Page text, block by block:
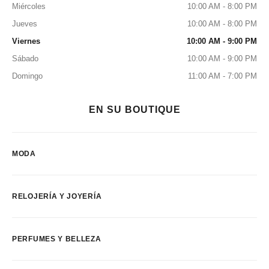
Miércoles
10:00 AM - 8:00 PM
Jueves
10:00 AM - 8:00 PM
Viernes
10:00 AM - 9:00 PM
Sábado
10:00 AM - 9:00 PM
Domingo
11:00 AM - 7:00 PM
EN SU BOUTIQUE
MODA
RELOJERÍA Y JOYERÍA
PERFUMES Y BELLEZA